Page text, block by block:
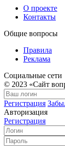
О проекте
Контакты
Общие вопросы
Правила
Реклама
Социальные сети
© 2023 «Сайт
Регистрация
Авторизация
Регистрация